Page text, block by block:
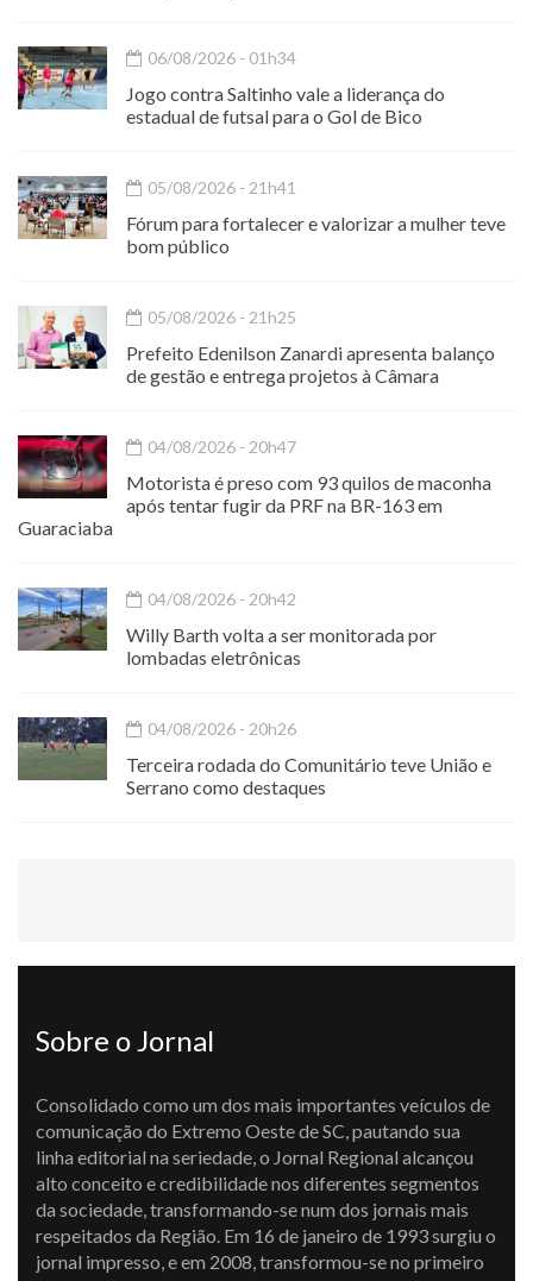
06/08/2026 - 01h34
Jogo contra Saltinho vale a liderança do
estadual de futsal para o Gol de Bico
05/08/2026 - 21h41
Fórum para fortalecer e valorizar a mulher teve
bom público
05/08/2026 - 21h25
Prefeito Edenilson Zanardi apresenta balanço
de gestão e entrega projetos à Câmara
04/08/2026 - 20h47
Motorista é preso com 93 quilos de maconha
após tentar fugir da PRF na BR-163 em
Guaraciaba
04/08/2026 - 20h42
Willy Barth volta a ser monitorada por
lombadas eletrônicas
04/08/2026 - 20h26
Terceira rodada do Comunitário teve União e
Serrano como destaques
Sobre o Jornal
Consolidado como um dos mais importantes veículos de
comunicação do Extremo Oeste de SC, pautando sua
linha editorial na seriedade, o Jornal Regional alcançou
alto conceito e credibilidade nos diferentes segmentos
da sociedade, transformando-se num dos jornais mais
respeitados da Região. Em 16 de janeiro de 1993 surgiu o
jornal impresso, e em 2008, transformou-se no primeiro